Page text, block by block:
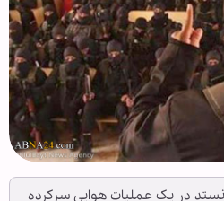
در یک عملیات هوایی سرکرده